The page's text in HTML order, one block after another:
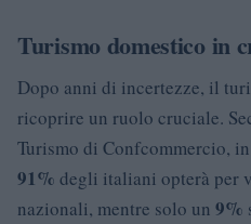
Turismo domestico in
Dopo anni di incertezze, il
ricoprire un ruolo cruciale.
Turismo di Confcommercio,
91% degli italiani opterà per
nazionali, mentre solo un 9%